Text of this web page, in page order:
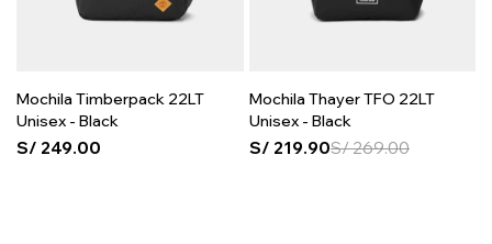
Mochila Timberpack 22LT
Unisex - Black
S/ 249.00
Mochila Thayer TFO 22LT
Unisex - Black
S/ 219.90S/269.00